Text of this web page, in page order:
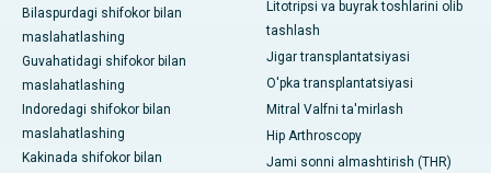
Bilaspurdagi shifokor bilan
maslahatlashing
Guvahatidagi shifokor bilan
maslahatlashing
Indoredagi shifokor bilan
maslahatlashing
Kakinada shifokor bilan
Litotripsi va buyrak toshlarini olib
tashlash
Jigar transplantatsiyasi
O'pka transplantatsiyasi
Mitral Valfni ta'mirlash
Hip Arthroscopy
Jami sonni almashtirish (THR)